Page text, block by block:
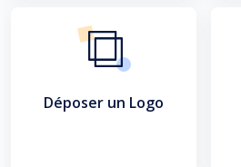
Déposer un Logo